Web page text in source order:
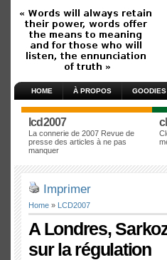
HOME À PROPOS GOODIES
lcd2007
La connerie de 2007 Revue de
presse des articles à ne pas
manquer
Imprimer
Home » LCD2007
A Londres,
sur la régulation